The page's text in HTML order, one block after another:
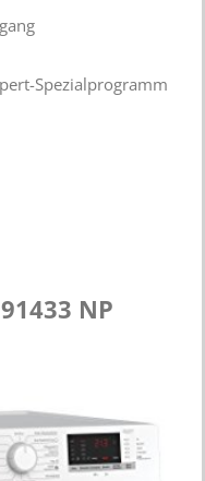
Spezialprogramm
NP